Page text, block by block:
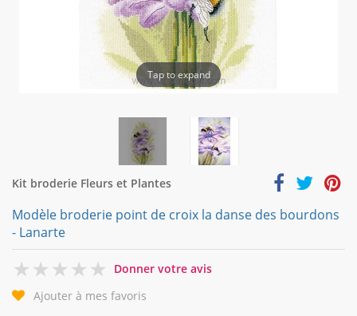
Tap to expand
Kit broderie Fleurs et Plantes
Modèle broderie point de croix la danse des bourdons
- Lanarte
0
Donner votre avis
Ajouter à mes favoris